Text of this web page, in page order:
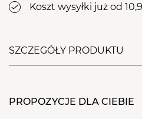
Koszt wysyłki już od
SZCZEGÓŁY PRODUKTU
przylega do fotela.
PROPOZYCJE DLA CIEBIE